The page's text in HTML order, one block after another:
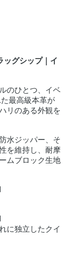
ッグシップ｜イ
のひとつ、イベ
最高級本革が
リのある外観を
水ジッパー、そ
を維持し、耐摩
ムブロック生地
に独立したクイ